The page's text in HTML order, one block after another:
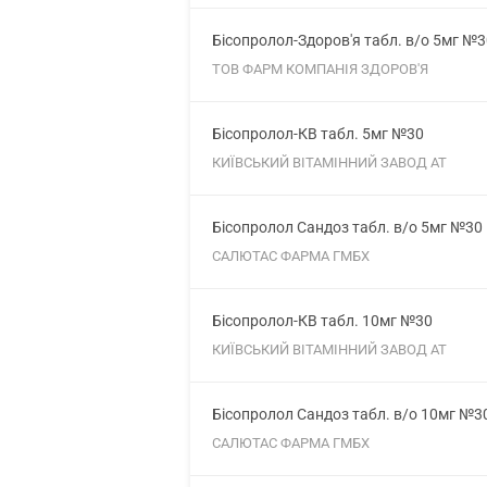
Бісопролол-Здоров'я табл. в/о 5мг
ТОВ ФАРМ КОМПАНІЯ ЗДОРОВ'Я
Бісопролол-КВ табл. 5мг №30
КИЇВСЬКИЙ ВІТАМІННИЙ ЗАВОД АТ
Бісопролол Сандоз табл. в/о 5мг №30
САЛЮТАС ФАРМА ГМБХ
Бісопролол-КВ табл. 10мг №30
КИЇВСЬКИЙ ВІТАМІННИЙ ЗАВОД АТ
Бісопролол Сандоз табл. в/о 10мг
САЛЮТАС ФАРМА ГМБХ